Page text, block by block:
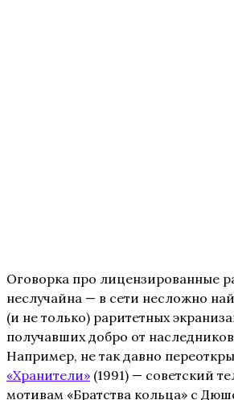
Оговорка про лицензированные
неслучайна — в сети несложно
(и не только) раритетных
получавших добро от
Например, не так давно
«Хранители» (1991) — советский
мотивам «Братства кольца» с